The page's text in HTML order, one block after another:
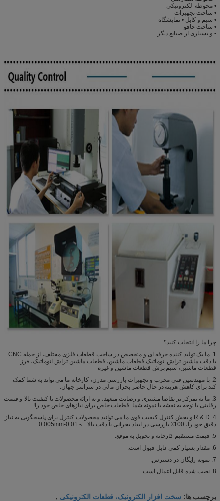
• محوطه الکترونیکی
• ساخت تجهیزات
• سیم و کابل • نمایشگاه
• ساخت چاقو
• و بسیاری از صنایع دیگر
چرا ما را انتخاب کنید؟
1. ما یک تولید کننده حرفه ای و متخصص در ساخت قطعات فلزی مختلف، از جمله CNC
با دقت ماشین تراش اتوماتیک قطعات ماشین، قطعات ماشین تراش اتوماتیک، فرز
قطعات ماشین، سیم برش قطعات ماشین و غیره
2. با مهندسین فنی مجرب و تجهیزات بازرسی مدرن، کارخانه ما می تواند به شما کمک
کند برای کاهش هزینه در حال حاضر بحران مالی در سراسر جهان.
3. ما به تمرکز بر تقاضا مشتری و رضایت متعهد، و به ارائه محصولات با کیفیت بالا و قیمت
رقابتی با توجه به نقشه یا نمونه شما. قطعات خاص برای نیازهای خاص خود را!
4. R & D و بخش کنترل کیفیت قوی ما می توانید محصولات کنترل برای پاسخگویی به نیاز
دقیق خود را، 100٪ بازرسی در ابعاد بحرانی با دقت بالا +/- 0.01-0.005mm.
5. قیمت مستقیم کارخانه و تحویل به موقع.
6. مقدار بسیار کمی قابل قبول است.
7. نمونه رایگان در دسترس.
8. نصب شده قابل اعمال است.
برچسب ها: سخت افزار الکترونیک، قطعات الکترونیکی ,